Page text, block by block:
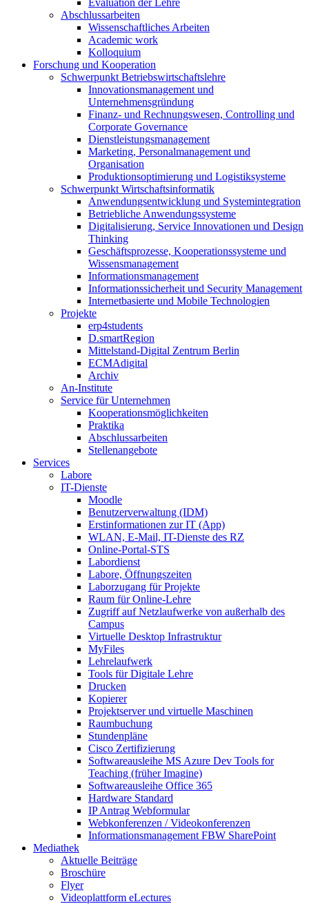
Evaluation der Lehre
Abschlussarbeiten
Wissenschaftliches Arbeiten
Academic work
Kolloquium
Forschung und Kooperation
Schwerpunkt Betriebswirtschaftslehre
Innovationsmanagement und
Unternehmensgründung
Finanz- und Rechnungswesen, Controlling und
Corporate Governance
Dienstleistungsmanagement
Marketing, Personalmanagement und
Organisation
Produktionsoptimierung und Logistiksysteme
Schwerpunkt Wirtschaftsinformatik
Anwendungsentwicklung und Systemintegration
Betriebliche Anwendungssysteme
Digitalisierung, Service Innovationen und Design
Thinking
Geschäftsprozesse, Kooperationssysteme und
Wissensmanagement
Informationsmanagement
Informationssicherheit und Security Management
Internetbasierte und Mobile Technologien
Projekte
erp4students
D.smartRegion
Mittelstand-Digital Zentrum Berlin
ECMAdigital
Archiv
An-Institute
Service für Unternehmen
Kooperationsmöglichkeiten
Praktika
Abschlussarbeiten
Stellenangebote
Services
Labore
IT-Dienste
Moodle
Benutzerverwaltung (IDM)
Erstinformationen zur IT (App)
WLAN, E-Mail, IT-Dienste des RZ
Online-Portal-STS
Labordienst
Labore, Öffnungszeiten
Laborzugang für Projekte
Raum für Online-Lehre
Zugriff auf Netzlaufwerke von außerhalb des
Campus
Virtuelle Desktop Infrastruktur
MyFiles
Lehrelaufwerk
Tools für Digitale Lehre
Drucken
Kopierer
Projektserver und virtuelle Maschinen
Raumbuchung
Stundenpläne
Cisco Zertifizierung
Softwareausleihe MS Azure Dev Tools for
Teaching (früher Imagine)
Softwareausleihe Office 365
Hardware Standard
IP Antrag Webformular
Webkonferenzen / Videokonferenzen
Informationsmanagement FBW SharePoint
Mediathek
Aktuelle Beiträge
Broschüre
Flyer
Videoplattform eLectures